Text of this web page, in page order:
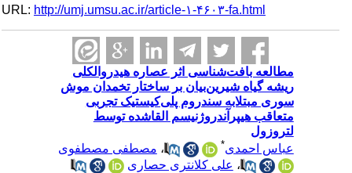
URL:http://umj.umsu.ac.ir/article-۱-۴۶۰۳-fa.html
مطالعه بافت‌شناسی اثر عصاره هیدروالکلی
ریشه گیاه شیرین‌بیان بر ساختار تخمدان موش
سوری مبتلابه سندروم پلی‌کیستیک تجربی
متعاقب هیپرآندروژنیسم القاشده توسط
لتروزول
عباس احمدی* ،مصطفی مصطفوی
،علی کلانتری حصاری